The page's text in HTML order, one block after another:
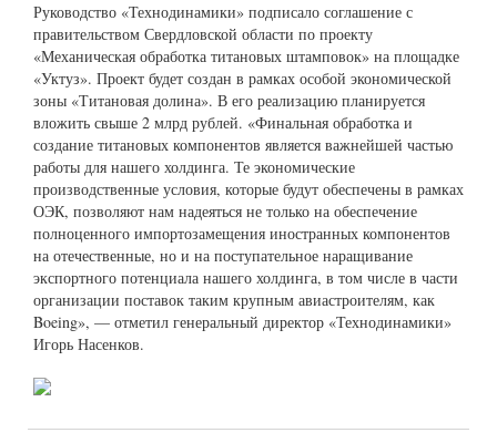
Руководство «Технодинамики» подписало соглашение с
правительством Свердловской области по проекту
«Механическая обработка титановых штамповок» на площадке
«Уктуз». Проект будет создан в рамках особой экономической
зоны «Титановая долина». В его реализацию планируется
вложить свыше 2 млрд рублей. «Финальная обработка и
создание титановых компонентов является важнейшей частью
работы для нашего холдинга. Те экономические
производственные условия, которые будут обеспечены в рамках
ОЭК, позволяют нам надеяться не только на обеспечение
полноценного импортозамещения иностранных компонентов
на отечественные, но и на поступательное наращивание
экспортного потенциала нашего холдинга, в том числе в части
организации поставок таким крупным авиастроителям, как
Boeing», — отметил генеральный директор «Технодинамики»
Игорь Насенков.